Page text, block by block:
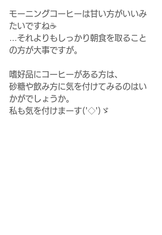
モーニングコーヒーは甘い方がいいみ
たいですね☕
…それよりもしっかり朝食を取ること
の方が大事ですが。
嗜好品にコーヒーがある方は、
砂糖や飲み方に気を付けてみるのはい
かがでしょうか。
私も気を付けまーす('◇')ゞ